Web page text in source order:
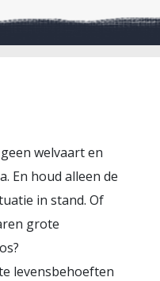
welvaart en
En houd alleen de
in stand. Of
grote
levensbehoeften